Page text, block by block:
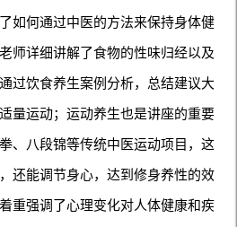
如何通过中医的方法来保持身体健
师详细讲解了食物的性味归经以及
过饮食养生案例分析，总结建议大
量运动；运动养生也是讲座的重要
、八段锦等传统中医运动项目，这
还能调节身心，达到修身养性的效
重强调了心理变化对人体健康和疾